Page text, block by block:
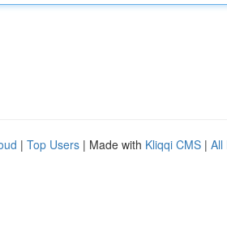
| Top Users | Made with Kliqqi CMS | All